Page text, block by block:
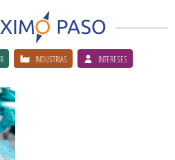
INDUSTRIAS INTERESES
de la carrera